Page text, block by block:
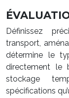
Définissez
transport,
détermine le
directement le
stockage
spécifications